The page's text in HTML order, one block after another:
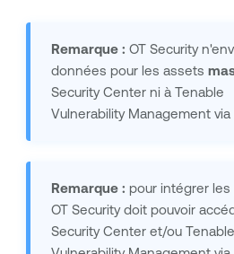
Remarque : OT Security
données pour les assets
Security Centerni à Tenable
Vulnerability Managementvia
Remarque : pour intégrer
OT Securitydoit pouvoir
Security Centeret/ou Tenable